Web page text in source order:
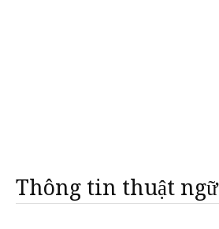
Thông tin thuật ngữ